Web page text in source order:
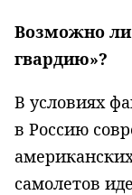
Возможно ли
гвардию»?
В условиях
в Россию
самолетов